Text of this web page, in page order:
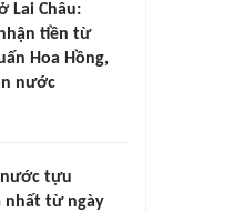
Lai Châu:
tiền từ
Hoa Hồng,
nước
nước tựu
nhất từ ngày